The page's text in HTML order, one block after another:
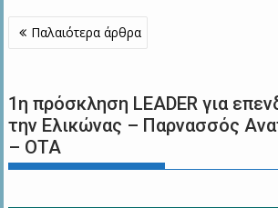
Πλοήγηση
άρθρων
Παλαιότερα άρθρα
1η πρόσκληση LEADER για
την Ελικώνας – Παρνασσός
– ΟΤΑ